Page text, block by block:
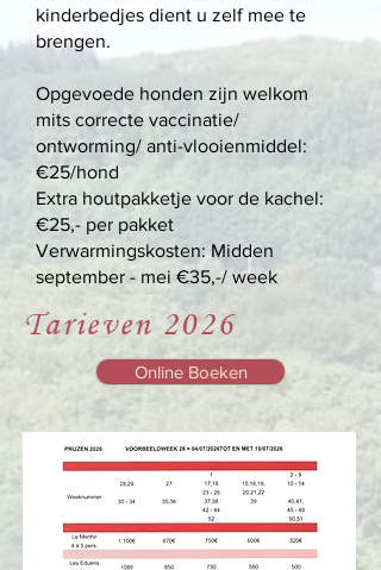
kinderbedjes dient u zelf mee te
brengen.
Opgevoede honden zijn welkom
mits correcte vaccinatie/
ontworming/ anti-vlooienmiddel:
€25/hond
Extra houtpakketje voor de kachel:
€25,- per pakket
Verwarmingskosten: Midden
september - mei €35,-/ week
Tarieven 2026
Online Boeken